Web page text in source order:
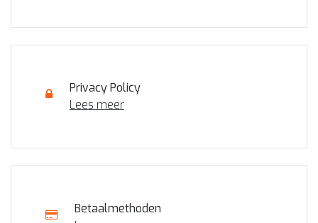
Privacy Policy
Lees meer
Betaalmethoden